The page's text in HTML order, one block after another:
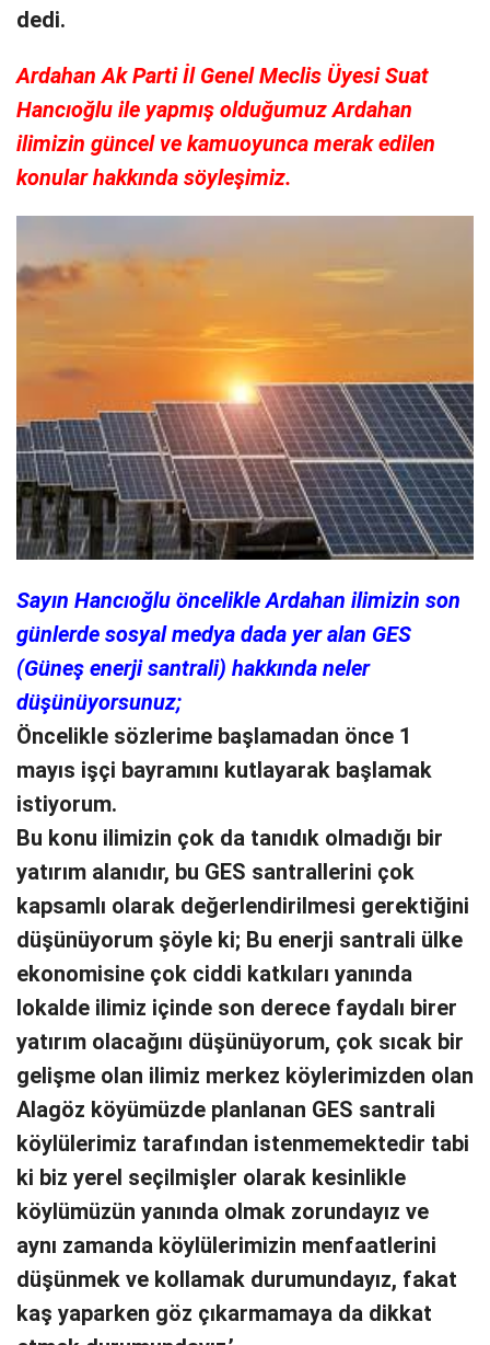
dedi.
Ardahan Ak Parti İl Genel Meclis Üyesi Suat
Hancıoğlu ile yapmış olduğumuz Ardahan
ilimizin güncel ve kamuoyunca merak edilen
konular hakkında söyleşimiz.
Sayın Hancıoğlu öncelikle Ardahan ilimizin son
günlerde sosyal medya dada yer alan GES
(Güneş enerji santrali) hakkında neler
düşünüyorsunuz;
Öncelikle sözlerime başlamadan önce 1
mayıs işçi bayramını kutlayarak başlamak
istiyorum.
Bu konu ilimizin çok da tanıdık olmadığı bir
yatırım alanıdır, bu GES santrallerini çok
kapsamlı olarak değerlendirilmesi gerektiğini
düşünüyorum şöyle ki; Bu enerji santrali ülke
ekonomisine çok ciddi katkıları yanında
lokalde ilimiz içinde son derece faydalı birer
yatırım olacağını düşünüyorum, çok sıcak bir
gelişme olan ilimiz merkez köylerimizden olan
Alagöz köyümüzde planlanan GES santrali
köylülerimiz tarafından istenmemektedir tabi
ki biz yerel seçilmişler olarak kesinlikle
köylümüzün yanında olmak zorundayız ve
aynı zamanda köylülerimizin menfaatlerini
düşünmek ve kollamak durumundayız, fakat
kaş yaparken göz çıkarmamaya da dikkat